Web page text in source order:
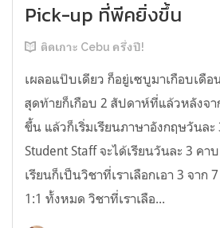
Pick-up ที่พีคยิ่งขึ้น
ติดเกาะ Cebu ครึ่งปี!
เผลอแป๊บเดียว ก็อยู่เซบูมาเกือบเดื
สุดท้ายก็เกือบ 2 สัปดาห์ที่แล้วหลังจ
ขึ้น แล้วก็เริ่มเรียนภาษาอังกฤษวันละ
Student Staff จะได้เรียนวันละ 3 คา
เรียนก็เป็นวิชาที่เราเลือกเอา 3 จาก
1:1 ทั้งหมด วิชาที่เราเลือ...